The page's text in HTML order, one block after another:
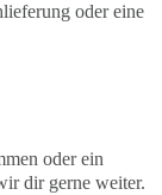
oder eine
oder ein
dir gerne weiter.